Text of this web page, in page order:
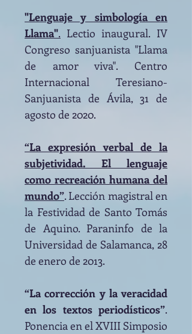
"Lenguaje y simbología en
Llama". Lectio inaugural. IV
Congreso sanjuanista "Llama
de amor viva". Centro
Internacional Teresiano-
Sanjuanista de Ávila, 31 de
agosto de 2020.
“La expresión verbal de la
subjetividad. El lenguaje
como recreación humana del
mundo”. Lección magistral en
la Festividad de Santo Tomás
de Aquino. Paraninfo de la
Universidad de Salamanca, 28
de enero de 2013.
“La corrección y la veracidad
en los textos periodísticos”.
Ponencia en el XVIII Simposio